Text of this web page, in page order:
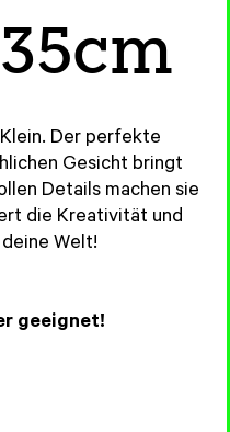
Der perfekte
Gesicht bringt
Details machen sie
die Kreativität und
Welt!
geeignet!